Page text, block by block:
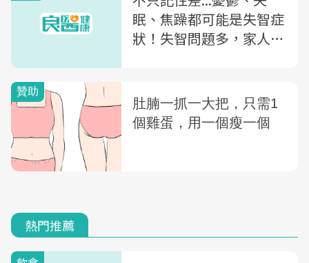
眠、焦躁都可能是失智症
狀！失智問題多，家人應
熱門推薦